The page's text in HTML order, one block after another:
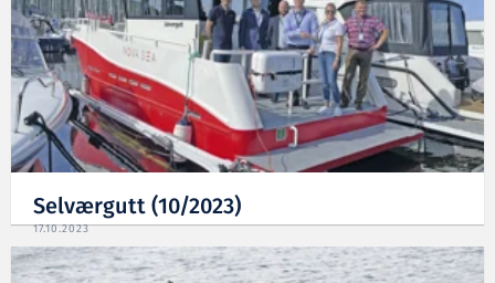
Selværgutt (10/2023)
17.10.2023